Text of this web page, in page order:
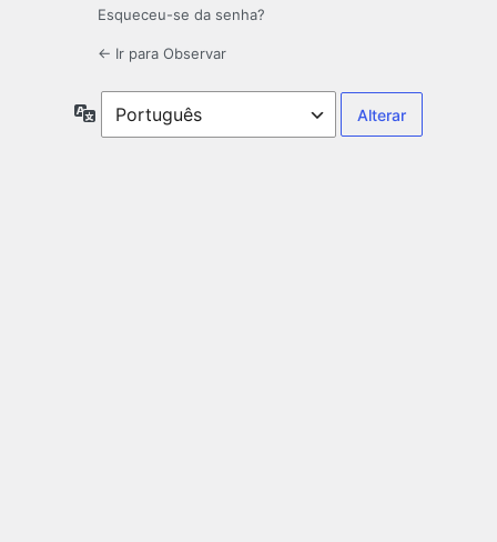
Esqueceu-se da senha?
← Ir para Observar
Idioma